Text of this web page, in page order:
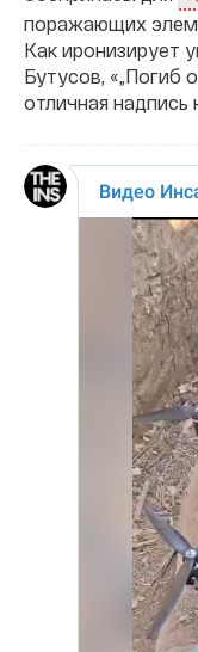
поражающих
Как иронизирует
Бутусов, «„Погиб
отличная надпись